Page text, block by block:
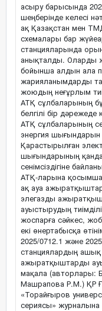
асыру барысында
шеңберінде келесі
ақ Қазақстан мен
схемалары бар
станцияларында
анықталды. Оларды
бойынша алдын ала
жарияланымдарды
жоюдың неғұрлым
АТҚ сұлбаларының
белгілі бір
АТҚ сұлбаларының
энергия шығындарын
Қарастырылған
шығындарының
сенімсіздігіне
АТҚ-ларына қосымша
ақ ауа
элегазды
ауыстырудың
жоспарға сәйкес,
екі өнертабысқа
2025/0712.1 және
станциялардың
ажыратқыштарды
мақала (авторлары:
Машрапова Р.М.) ҚР
«Торайғыров
сериясы» журналына